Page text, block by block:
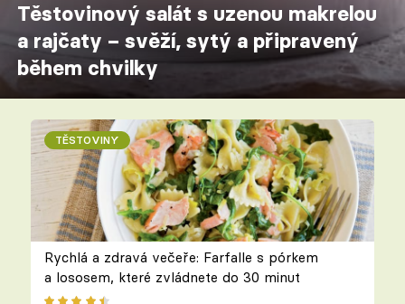
Těstovinový salát s uzenou makrelou
a rajčaty – svěží, sytý a připravený
během chvilky
TĚSTOVINY
Rychlá a zdravá večeře: Farfalle s pórkem
a lososem, které zvládnete do 30 minut